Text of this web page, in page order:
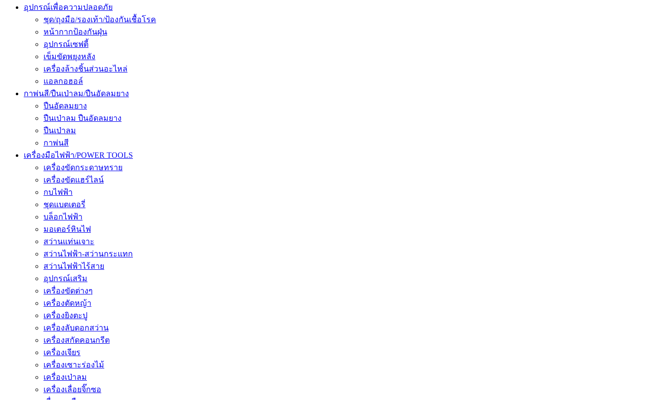
อุปกรณ์เพื่อความปลอดภัย
ชุด/ถุงมือ/รองเท้า/ป้องกันเชื้อโรค
หน้ากากป้องกันฝุ่น
อุปกรณ์เซฟตี้
เข็มขัดพยุงหลัง
เครื่องล้างชิ้นส่วนอะไหล่
แอลกอฮอล์
กาพ่นสี/ปืนเป่าลม/ปืนอัดลมยาง
ปืนอัดลมยาง
ปืนเป่าลม ปืนอัดลมยาง
ปืนเป่าลม
กาพ่นสี
เครื่องมือไฟฟ้า/POWER TOOLS
เครื่องขัดกระดาษทราย
เครื่องขัดแฮร์ไลน์
กบไฟฟ้า
ชุดแบตเตอรี่
บล็อกไฟฟ้า
มอเตอร์หินไฟ
สว่านแท่นเจาะ
สว่านไฟฟ้า-สว่านกระแทก
สว่านไฟฟ้าไร้สาย
อุปกรณ์เสริม
เครื่องขัดต่างๆ
เครื่องตัดหญ้า
เครื่องยิงตะปู
เครื่องลับดอกสว่าน
เครื่องสกัดคอนกรีต
เครื่องเจียร
เครื่องเซาะร่องไม้
เครื่องเป่าลม
เครื่องเลื่อยจิ๊กซอ